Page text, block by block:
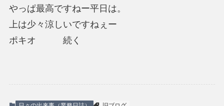
やっぱ最高ですねー平日は。
上は少々涼しいですねぇー
ポキオ 続く